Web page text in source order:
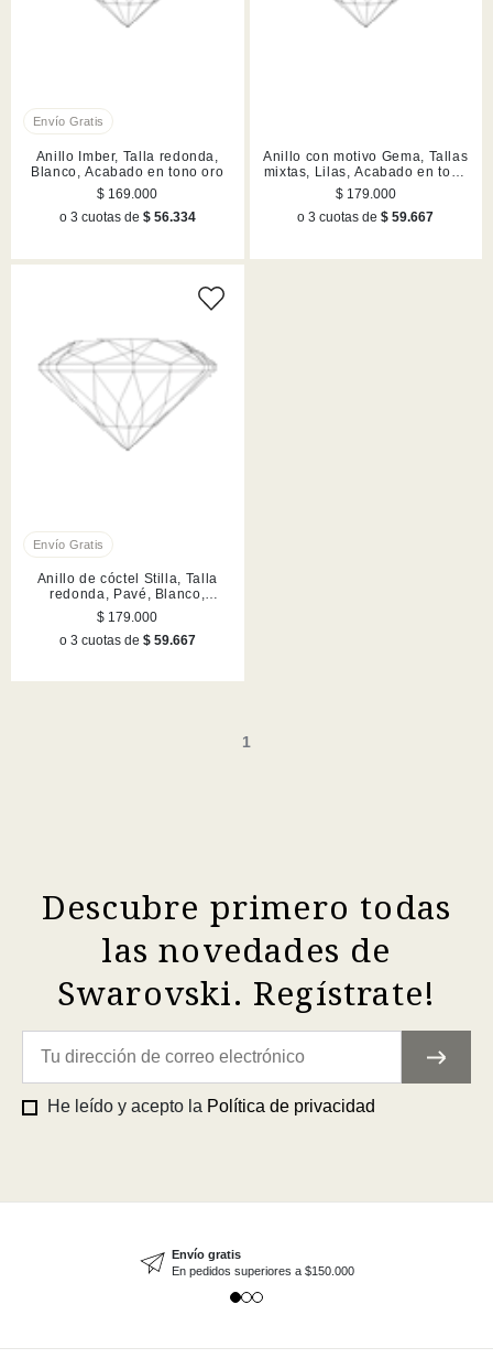
Anillo Imber, Talla redonda,
Blanco, Acabado en tono oro
$ 169.000
o 3 cuotas de $ 56.334
Anillo con motivo Gema, Tallas
mixtas, Lilas, Acabado en tono
oro
$ 179.000
o 3 cuotas de$ 59.667
Anillo de cóctel Stilla, Talla
redonda, Pavé, Blanco,
Acabado en tono oro
$ 179.000
o 3 cuotas de $ 59.667
1
Descubre primero todas
las novedades de
Swarovski. Regístrate!
He leído y acepto la Política de privacidad
Envío gratis
En pedidos superiores a $150.000